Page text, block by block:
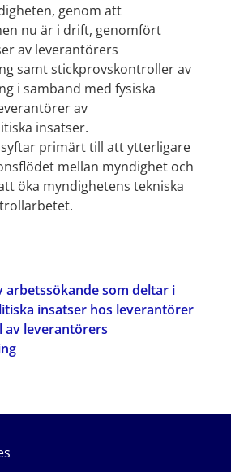
genom att
nu är i drift, genomfört
av leverantörers
samt stickprovskontroller av
i samband med fysiska
av
insatser.
primärt till att ytterligare
mellan myndighet och
öka myndighetens tekniska
som deltar i
insatser hos leverantörer
leverantörers
pdf, 322 kB.